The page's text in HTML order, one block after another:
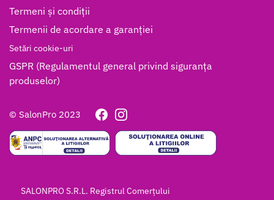
Termeni și condiții
Termenii de acordare a garanției
Setări cookie-uri
GSPR (Regulamentul general privind siguranța
produselor)
© SalonPro 2023
SALONPRO S.R.L. Registrul Comerțului